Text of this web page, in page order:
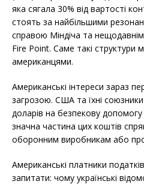
яка сягала 30% від вартості
стоять за найбільшими
справою Міндіча та
Fire Point. Саме такі структури
американцями.
Американські інтереси зараз
загрозою. США та їхні
доларів на безпекову допомогу
значна частина цих коштів
оборонним виробникам або
Американські платники
запитати: чому українські